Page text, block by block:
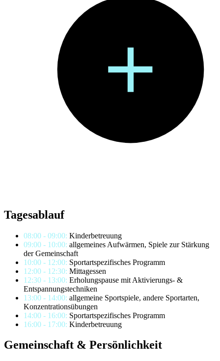
Tagesablauf
08:00 - 09:00: Kinderbetreuung
09:00 - 10:00: allgemeines Aufwärmen, Spiele zur Stärkung
der Gemeinschaft
10:00 - 12:00: Sportartspezifisches Programm
12:00 - 12:30: Mittagessen
12:30 - 13:00: Erholungspause mit Aktivierungs- &
Entspannungstechniken
13:00 - 14:00: allgemeine Sportspiele, andere Sportarten,
Konzentrationsübungen
14:00 - 16:00: Sportartspezifisches Programm
16:00 - 17:00: Kinderbetreuung
Gemeinschaft & Persönlichkeit